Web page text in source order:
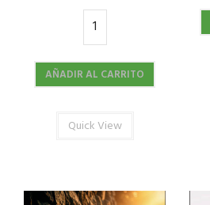
AÑADIR AL CARRITO
Quick View